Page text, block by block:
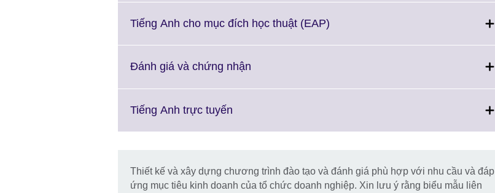
More
Tiếng Anh cho mục đích học thuật (EAP)
Đánh giá và chứng nhận
Tiếng Anh trực tuyến
information
available.
Thiết kế và xây dựng chương trình đào tạo và đánh giá phù hợp với nhu cầu và đáp
ứng mục tiêu kinh doanh của tổ chức doanh nghiệp. Xin lưu ý rằng biểu mẫu liên